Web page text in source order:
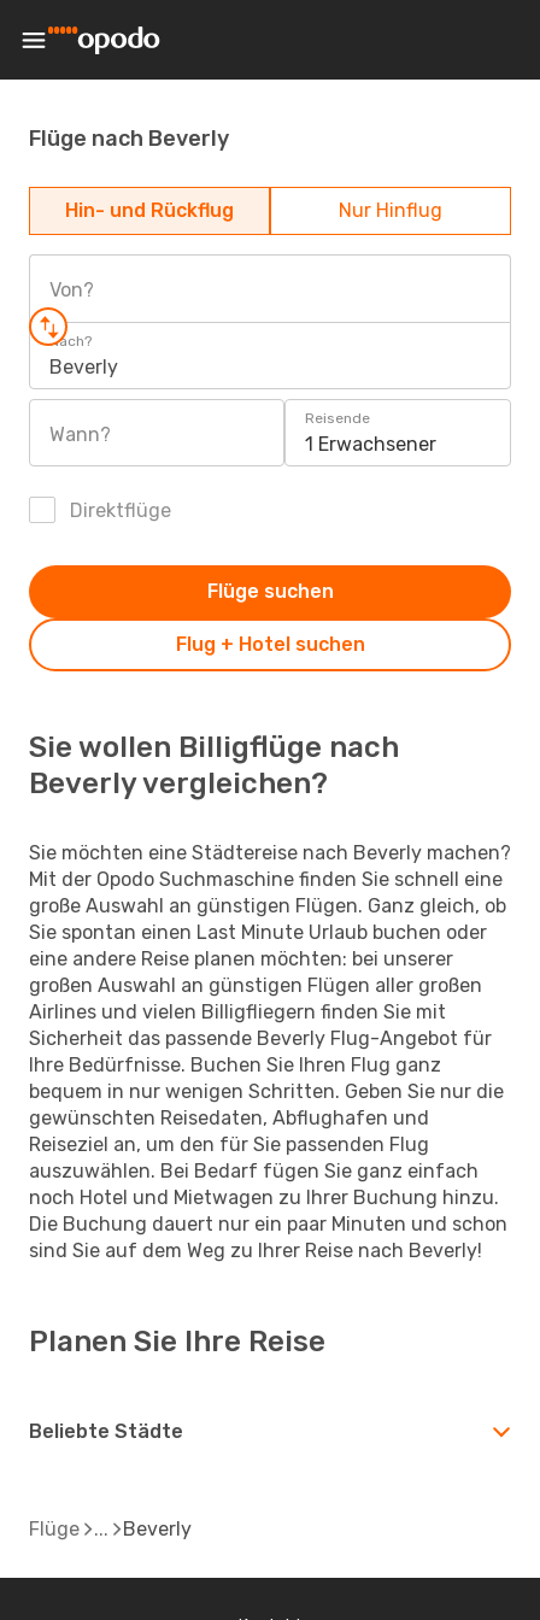
Flüge nach Beverly
Hin- und Rückflug Nur Hinflug
Von?
Nach?
Beverly
Wann?
Reisende
1 Erwachsener
Direktflüge
Flug + Hotel suchen
Flüge suchen
Sie wollen Billigflüge nach
Beverly vergleichen?
Sie möchten eine Städtereise nach Beverly machen?
Mit der Opodo Suchmaschine finden Sie schnell eine
große Auswahl an günstigen Flügen. Ganz gleich, ob
Sie spontan einen Last Minute Urlaub buchen oder
eine andere Reise planen möchten: bei unserer
großen Auswahl an günstigen Flügen aller großen
Airlines und vielen Billigfliegern finden Sie mit
Sicherheit das passende Beverly Flug-Angebot für
Ihre Bedürfnisse. Buchen Sie Ihren Flug ganz
bequem in nur wenigen Schritten. Geben Sie nur die
gewünschten Reisedaten, Abflughafen und
Reiseziel an, um den für Sie passenden Flug
auszuwählen. Bei Bedarf fügen Sie ganz einfach
noch Hotel und Mietwagen zu Ihrer Buchung hinzu.
Die Buchung dauert nur ein paar Minuten und schon
sind Sie auf dem Weg zu Ihrer Reise nach Beverly!
Planen Sie Ihre Reise
Beliebte Städte
Flüge Beverly